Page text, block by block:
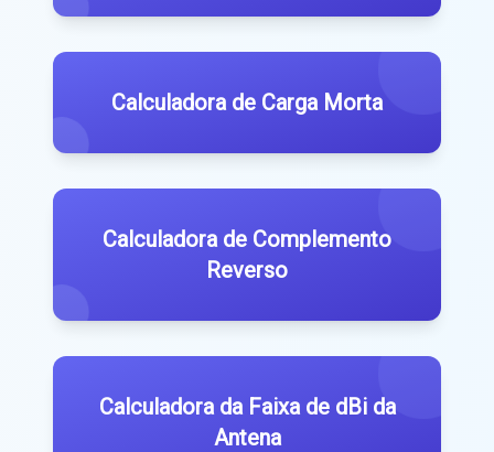
Calculadora de Carga Morta
Calculadora de Complemento
Reverso
Calculadora da Faixa de dBi da
Antena